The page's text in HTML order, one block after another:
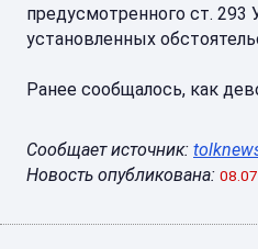
предусмотренного ст. 293
установленных
Ранее сообщалось, как
Сообщает источник:
Новость опубликована: